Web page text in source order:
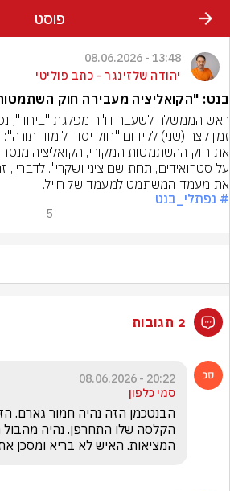
פוסט
13:48 - 08.06.2026
יהודה שלזינגר - כתב פוליטי
בנט: "הקואליציה מעבירה חוק
את מעמד המשתמט למעמד של חייל.
# נפתלי_בנט
5
2 תגובות
20:22 - 08.06.2026
סמי כלפון
המציאות. האיש לא בריא ומסכן